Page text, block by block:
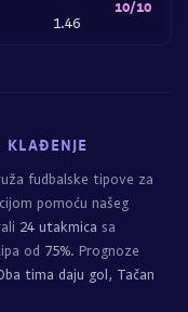
1.46
10/10
KLAĐENJE
fudbalske tipove za
pomoću našeg
24 utakmica sa
od 75%. Prognoze
tima daju gol, Tačan